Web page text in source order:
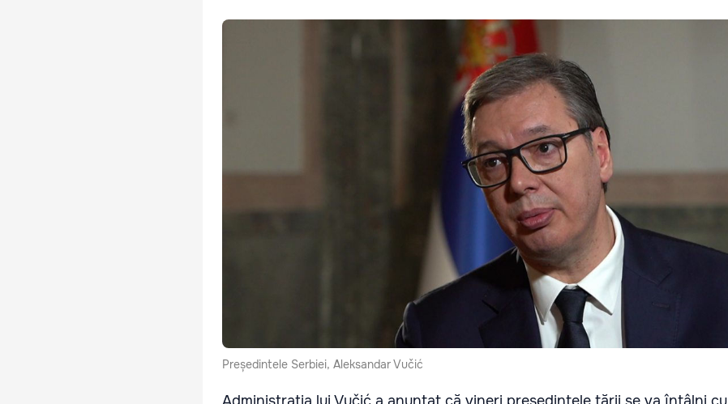
Președintele Serbiei, Aleksandar Vučić